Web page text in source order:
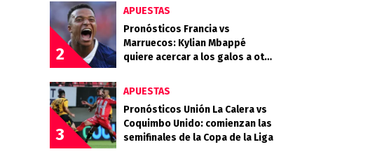
2
APUESTAS
Pronósticos Francia vs
Marruecos: Kylian Mbappé
quiere acercar a los galos a otra
3
APUESTAS
Pronósticos Unión La Calera vs
Coquimbo Unido: comienzan las
semifinales de la Copa de la Liga